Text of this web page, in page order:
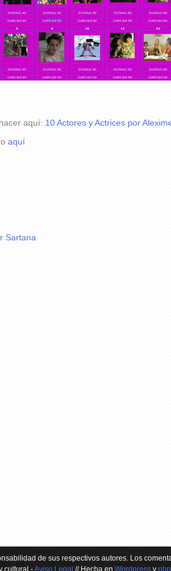
aquí: 10 Actores y Actrices por
aquí
Sartana
de sus respectivos autores. Los
cultural -Aviso Legal // Hecha en Wordpress y